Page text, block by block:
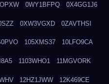
0WY1BFPQ 0X4GG1J6
0XW3VGXD 0ZAVTHSI
105XMS37 10LFO9CA
1103WHO1 11MGVORK
12HZ1JWW 12K469CE